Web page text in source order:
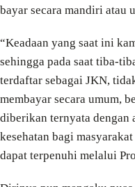
bayar secara mandiri atau
“Keadaan yang saat ini
sehingga pada saat tiba-
terdaftar sebagai JKN,
membayar secara umum,
diberikan ternyata dengan
kesehatan bagi
dapat terpenuhi melalui